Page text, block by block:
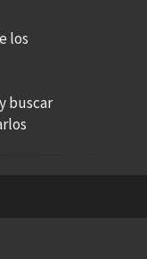
los
buscar